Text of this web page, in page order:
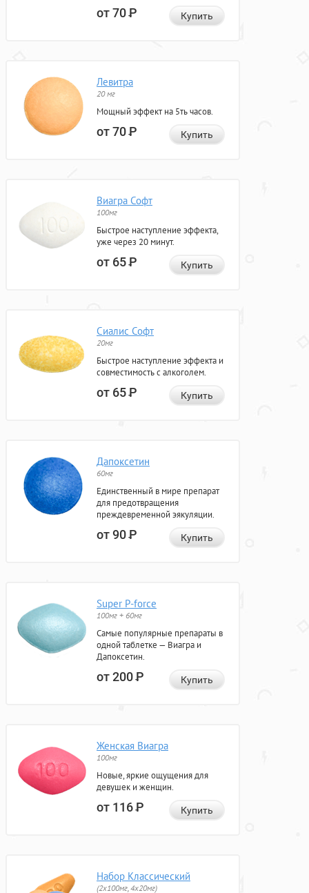
от 70Р Купить
Левитра
20 мг
Мощный эффект на 5ть часов.
от 70Р Купить
Виагра Софт
100мг
Быстрое наступление эффекта,
уже через 20 минут.
от 65Р Купить
Сиалис Софт
20мг
Быстрое наступление эффекта и
совместимость с алкоголем.
от 65Р Купить
Дапоксетин
60мг
Единственный в мире препарат
для предотвращения
преждевременной эякуляции.
от 90Р Купить
Super P-force
100мг + 60мг
Самые популярные препараты в
одной таблетке — Виагра и
Дапоксетин.
от 200Р Купить
Женская Виагра
100мг
Новые, яркие ощущения для
девушек и женщин.
от 116Р Купить
Набор Классический
(2x100мг, 4x20мг)